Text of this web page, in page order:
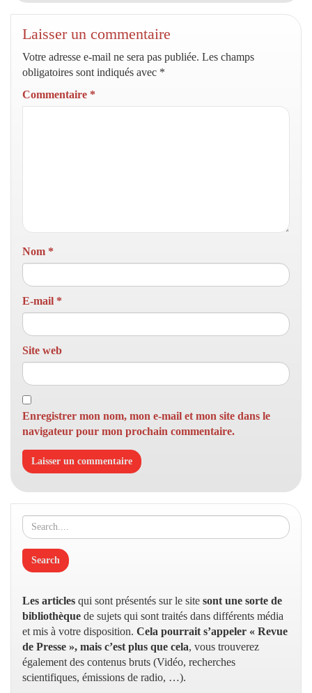
Laisser un commentaire
Votre adresse e-mail ne sera pas publiée. Les champs
obligatoires sont indiqués avec *
Commentaire *
Nom *
E-mail *
Site web
Enregistrer mon nom, mon e-mail et mon site dans le
navigateur pour mon prochain commentaire.
Les articles qui sont présentés sur le site sont une sorte de
bibliothèque de sujets qui sont traités dans différents média
et mis à votre disposition. Cela pourrait s’appeler « Revue
de Presse », mais c’est plus que cela, vous trouverez
également des contenus bruts (Vidéo, recherches
scientifiques, émissions de radio, …).